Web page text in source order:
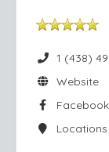
1 (438)
Website
Facebook
Locations